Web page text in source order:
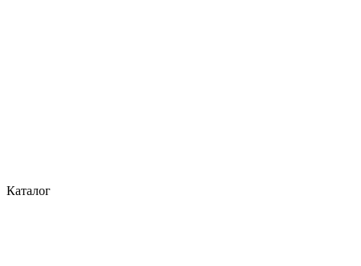
Каталог